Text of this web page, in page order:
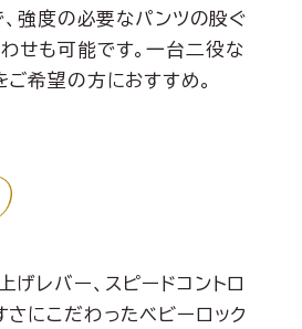
、強度の必要なパンツの股ぐ
せも可能です。一台二役な
ご希望の方におすすめ。
げレバー、スピードコントロ
さにこだわったベビーロック